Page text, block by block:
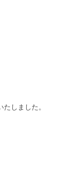
しました。